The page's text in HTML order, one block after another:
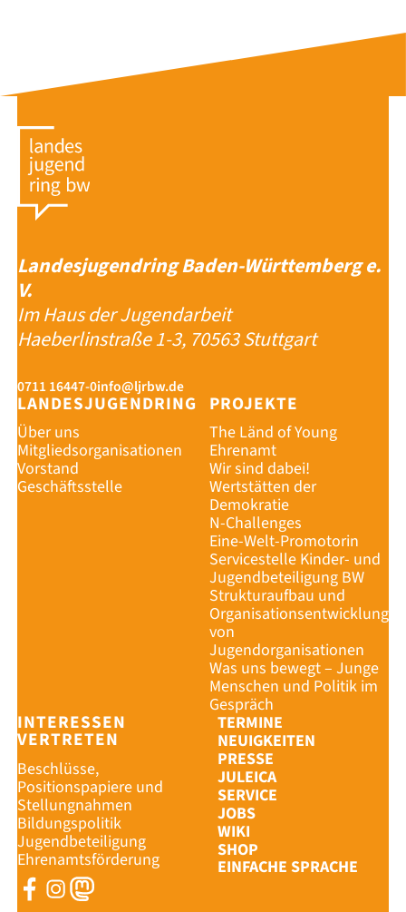
Landesjugendring Baden-Württemberg e.
V.
Im Haus der Jugendarbeit
Haeberlinstraße 1-3, 70563 Stuttgart
0711 16447-0info@ljrbw.de
LANDESJUGENDRING
Über uns
Mitgliedsorganisationen
Vorstand
Geschäftsstelle
PROJEKTE
The Länd of Young
Ehrenamt
Wir sind dabei!
Wertstätten der
Demokratie
N-Challenges
Eine-Welt-Promotorin
Servicestelle Kinder- und
Jugendbeteiligung BW
Strukturaufbau und
Organisationsentwicklung
von
Jugendorganisationen
Was uns bewegt – Junge
Menschen und Politik im
Gespräch
INTERESSEN
VERTRETEN
Beschlüsse,
Positionspapiere und
Stellungnahmen
Bildungspolitik
Jugendbeteiligung
Ehrenamtsförderung
TERMINE
NEUIGKEITEN
PRESSE
JULEICA
SERVICE
JOBS
WIKI
SHOP
EINFACHE SPRACHE